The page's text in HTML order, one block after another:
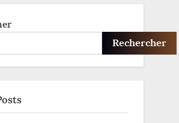
Rechercher